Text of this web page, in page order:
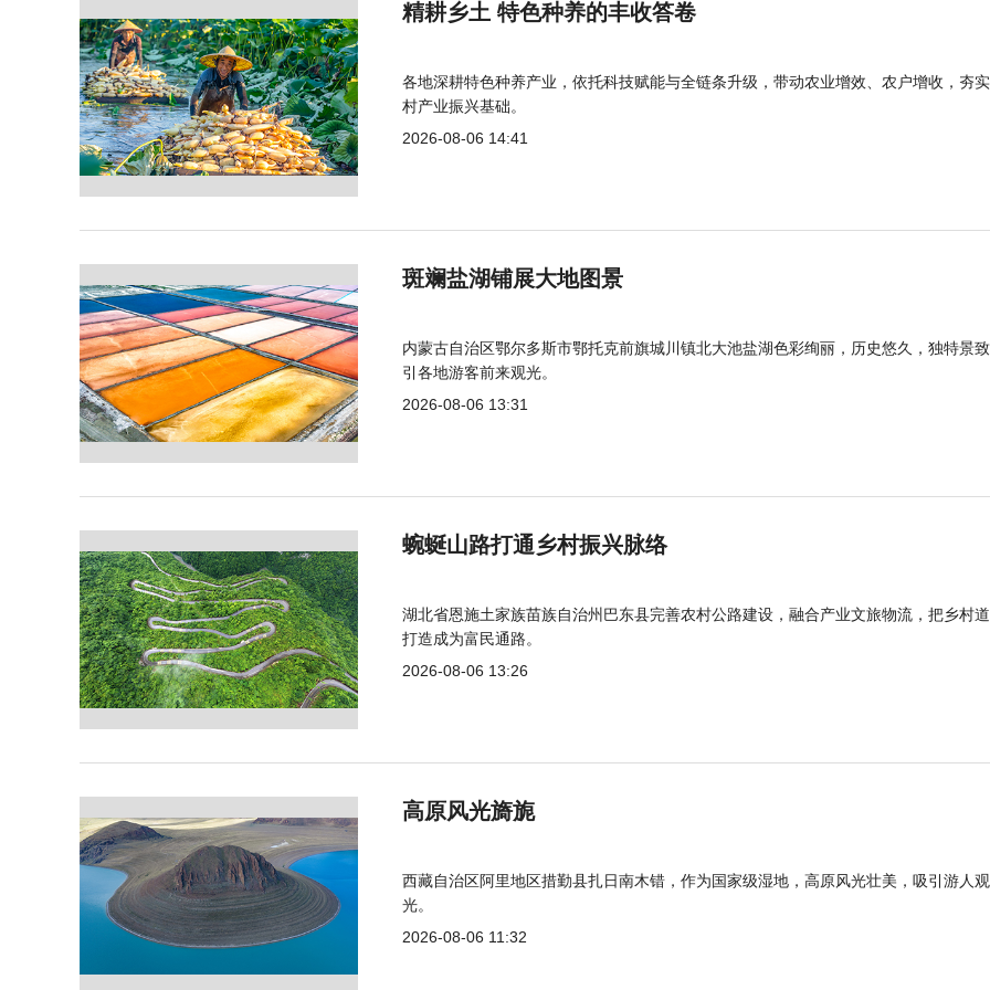
精耕乡土 特色种养的丰收答卷
各地深耕特色种养产业，依托科技赋能与全链条升级，带动农业增效、农户增收，夯
村产业振兴基础。
2026-08-06 14:41
斑斓盐湖铺展大地图景
内蒙古自治区鄂尔多斯市鄂托克前旗城川镇北大池盐湖色彩绚丽，历史悠久，独特景
引各地游客前来观光。
2026-08-06 13:31
蜿蜒山路打通乡村振兴脉络
湖北省恩施土家族苗族自治州巴东县完善农村公路建设，融合产业文旅物流，把乡村
打造成为富民通路。
2026-08-06 13:26
高原风光旖旎
西藏自治区阿里地区措勤县扎日南木错，作为国家级湿地，高原风光壮美，吸引游人观
光。
2026-08-06 11:32